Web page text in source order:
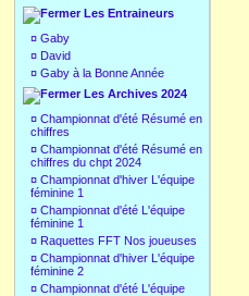
Les Entraineurs
¤ Gaby
¤ David
¤ Gaby à la Bonne Année
Les Archives 2024
¤ Championnat d'été Résumé en
chiffres
¤ Championnat d'été Résumé en
chiffres du chpt 2024
¤ Championnat d'hiver L'équipe
féminine 1
¤ Championnat d'été L'équipe
féminine 1
¤ Raquettes FFT Nos joueuses
¤ Championnat d'hiver L'équipe
féminine 2
¤ Championnat d'été L'équipe